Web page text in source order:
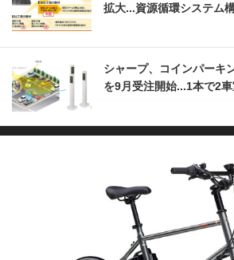
拡大...資源循環システム
シャープ、コインパーキ
を9月受注開始...1本で2